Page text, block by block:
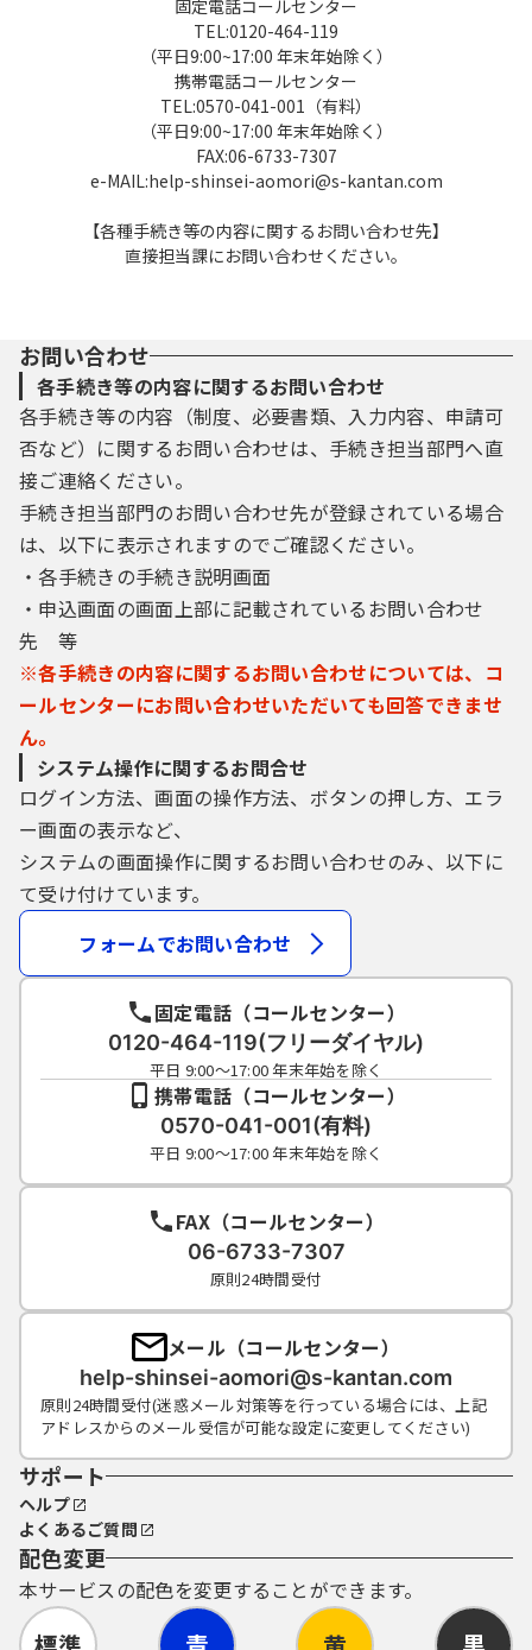
３ 利用者ＩＤ・パスワード等の登録・変更
本システムを利用して申請・届出等手続を行
う場合は、利用者たる本人が利用方法に従い
利用者登録を行うことができるものとしま
（１）利用者登録を行う際は、利用者ＩＤ、
（２）住所、氏名、メールアドレス等に変更
があった場合は変更手続を行ってください。
（３）本システムは、利用者が登録したメー
ルアドレスへＵＲＬを送信します。利用者
は、メールに記載されているＵＲＬにアクセ
スすることで、本登録を行います。
（４）利用者登録にて登録された情報は、構
成団体にて管理されます。
（５）利用者は、登録した利用者情報を使用
しなくなった場合に削除をすることができま
す。
４ 利用者ＩＤ・パスワード等の管理
ＩＤ、パスワード又は申請データの送信時に
画面上で通知する整理番号及びパスワード
（申請データ用）は、利用者のデータの保護
に不可欠なものです。利用者は、次の事項を
ご確認ください。
（１）利用者ＩＤ、パスワード、整理番号及
びパスワード（申請データ用）は、他者に知
（２）他者からのパスワード等の照会には応
じないでください。
（３）安全性をより高めるため、パスワード
は、定期的に変更してください。
（４）利用者ＩＤ、パスワードは、再発行し
ません。なお、利用者ＩＤ、パスワードを紛
失し、盗難に遭い、又は不正使用されたこと
が分かったときは、速やかに問い合わせ先に
連絡し、その指示に従ってください。
（５）利用者ＩＤ及びパスワードについて
は、特に有効期限は設けないものとします
が、利用者ＩＤ及びパスワードの利用が２年
間行われない場合は、構成団体の職権におい
て抹消することができるものとします。
（６）構成団体は、利用者ＩＤ及びパスワー
ド、整理番号及びパスワード（申請データ
用）を使用して行われた手続きについては、
本人がこれを行ったものとみなします。
５ 自己責任の原則
本システムが障害その他の理由により利用
できなくなった場合は、利用者は、他の方法
固定電話コールセンター
TEL:0120-464-119
（平日9:00~17:00 年末年始除く）
携帯電話コールセンター
TEL:0570-041-001（有料）
（平日9:00~17:00 年末年始除く）
FAX:06-6733-7307
e-MAIL:help-shinsei-aomori@s-kantan.com
【各種手続き等の内容に関するお問い合わせ先】
直接担当課にお問い合わせください。
お問い合わせ
各手続き等の内容に関するお問い合わせ
各手続き等の内容（制度、必要書類、入力内容、申請可
否など）に関するお問い合わせは、手続き担当部門へ直
接ご連絡ください。
手続き担当部門のお問い合わせ先が登録されている場合
は、以下に表示されますのでご確認ください。
・各手続きの手続き説明画面
・申込画面の画面上部に記載されているお問い合わせ
先 等
※各手続きの内容に関するお問い合わせについては、コ
ールセンターにお問い合わせいただいても回答できませ
ん。
システム操作に関するお問合せ
ログイン方法、画面の操作方法、ボタンの押し方、エラ
ー画面の表示など、
システムの画面操作に関するお問い合わせのみ、以下に
て受け付けています。
フォームでお問い合わせ
固定電話（コールセンター）
0120-464-119(フリーダイヤル)
平日 9:00～17:00 年末年始を除く
携帯電話（コールセンター）
0570-041-001(有料)
平日 9:00～17:00 年末年始を除く
FAX（コールセンター）
06-6733-7307
原則24時間受付
メール（コールセンター）
help-shinsei-aomori@s-kantan.com
原則24時間受付(迷惑メール対策等を行っている場合には、上記
アドレスからのメール受信が可能な設定に変更してください)
サポート
ヘルプ
よくあるご質問
配色変更
本サービスの配色を変更することができます。